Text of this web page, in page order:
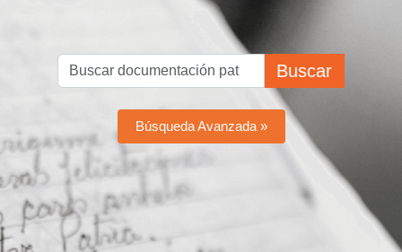
Buscar
Búsqueda Avanzada »